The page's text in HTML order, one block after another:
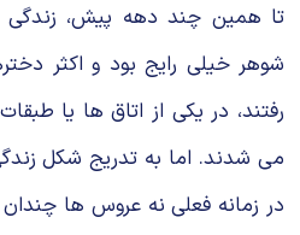
تا همین چند دهه پیش، زندگی
شوهر خیلی رایج بود و اکثر
رفتند، در یکی از اتاق ها یا
می شدند. اما به تدریج شکل
در زمانه فعلی نه عروس ها چندان